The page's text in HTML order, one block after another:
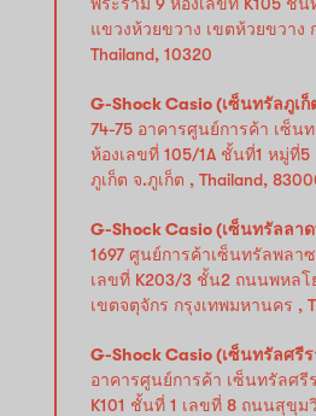
แขวงห้วยขวาง เขตห้วยขวาง
Thailand, 10320
G-Shock Casio (เซ็นทรัลภูเ
74-75 อาคารศูนย์การค้า เซ็น
ห้องเลขที่ 105/1A ชั้นที่1 หมู่ที่5
ภูเก็ต จ.ภูเก็ต , Thailand,
G-Shock Casio (เซ็นทรัลลา
1697 ศูนย์การค้าเซ็นทรัลพลา
เลขที่ K203/3 ชั้น2 ถนนพหลโ
เขตจตุจักร กรุงเทพมหานคร ,
G-Shock Casio (เซ็นทรัลศรี
อาคารศูนย์การค้า เซ็นทรัลศรี
K101 ชั้นที่ 1 เลขที่ 8 ถนนสุขุ